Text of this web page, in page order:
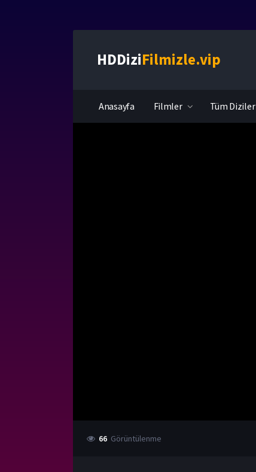
HDDiziFilmizle.vip
Anasayfa Filmler Tüm Diziler
66 Görüntülenme